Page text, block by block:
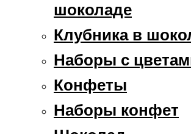
шоколаде
Клубника в
Наборы с
Конфеты
Наборы конфет